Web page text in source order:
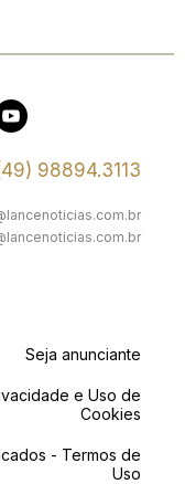
98894.3113
Seja anunciante
e Uso de
Cookies
- Termos de
Uso